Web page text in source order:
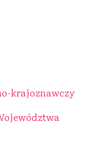
krajoznawczy